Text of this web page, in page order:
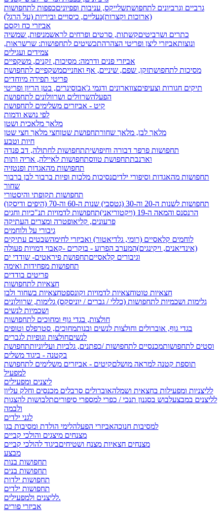
גרביים וגרביונים לתחפושתשלייקס, עניבות ופפיוניםכפפות לתחפושות
(ארוכות וקצרות)נעליים, כיסויים וביריות (על הרגל)
אביזרי כח וקסם
כתרים ושרביטיםקשתות, סרטים ופרחים לראשמניפות, שמשיה
ונוצותאביזרי ליצן ופריטי הצהרהתכשיטים לתחפושות: שרשראות,
צמידים ועגילים
אביזרי פנים ודרמה: מסיכות, זקנים, משקפיים
מסיכות לתחפושתזקן, שפם, שיניים, אף ואוזנייםמשקפיים לתחפושת
פריטי תפירה מיוחדים
תיקים חגורות וצעיפיםצווארונים ודגמי ג'אבוסינרים, בטן הריון ופריטי
הפעלהשרוולים ושרוולונים לתחפושת
קיט - אביזרים משלימים לתחפושת
לפי נושא ודמות
מלאך מלאכית ושטן
מלאך לבן, מלאך שחורתחפושת שטןחצי מלאך חצי שטן
חיות וטבע
תחפושות פרפר דבורה וחיפושיתתחפושות לחתולה, דב פנדה
וארנבתתחפושת טווסתחפושות לאיילה, אריה ותות
תחפושות מהאגדות ופנטזיה
תחפושות מהאגדות וסיפורי ילדיםנסיכות מלכות ופיות ברבור לבן ברבור
שחור
תחפושות תקופתי והיסטורי
תחפושות לשנות ה-20 וה-30 (גטסבי)
שנות ה-60 וה-70 (היפים ודיסקו)
הרנסנס והמאה ה-19 (ויקטוריאני)
תחפושות לדמויות תנ"כיות וחגים
פרעונים, קליאופטרה ומצרים העתיקה
גיבורי על ולוחמים
לוחמים קלאסיים (רומי, גלדיאטור) ואביזרי לחימהשבטים עתיקים
(אינדיאנים, ויקינגים)המערב הפרוע - בוקרים -קאבוי דמויות פעולה
וגיבורים קלאסייםתחפושת פיראטים- שודדי ים
תחפושות מפחידות ואימה
פריטים בודדים
חצאיות לתחפושות
חצאיות טוטוחצאיות לדמויות וקונספטחצאיות בשחור ולבן
גלימות ושכמיות לתחפושות (כללי / גברים / יוניסקס) גלימות, שרוולונים
ושכמיות לנשים
חולצות, בגדי גוף ומחוכים לתחפושות
בגדי גוף, אוברולים וחולצות לנשים ובנותמחוכים, סטרפלס וטופים
לנשיםחולצות וגופיות לגברים
וסטים לתחפושותמכנסיים לתחפושות /כפתנים, גלביות ועליוניותתחפושת
בקטנה - ביגוד משלים
תוספת קטנה למראה מושלםקיטים - אביזרים משלימים לתחפושת
למפעיל
ליצנים ומפעילים
לליצניות ומפעילות בחצאית ושמלהאוברולים סרבלים מכנסים וחלק עליון
לליצנים במבצעלבוש בסגנון תנכי / כפרי למספרי סיפוריםתלבושות להצגות
ולבמה
לגני ילדים
למסיבות חנוכהאביזרי הפעלהלימי הולדת ומסיבות בגן
מצנחים מיצגים והולכי קביים
מצנחים חצאיות מצנח ושטיחיםביגוד להולכי קביים
מבצע
תחפושות בנות
תחפושות בנים
תחפושות ילדות
תחפושות ילדים
לליצנים ולמפעילים.
אביזרי פורים